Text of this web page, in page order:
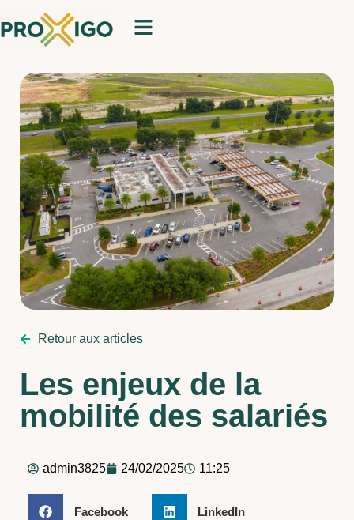
Retour aux articles
Les enjeux de la
mobilité des salariés
admin3825 24/02/2025 11:25
Facebook LinkedIn